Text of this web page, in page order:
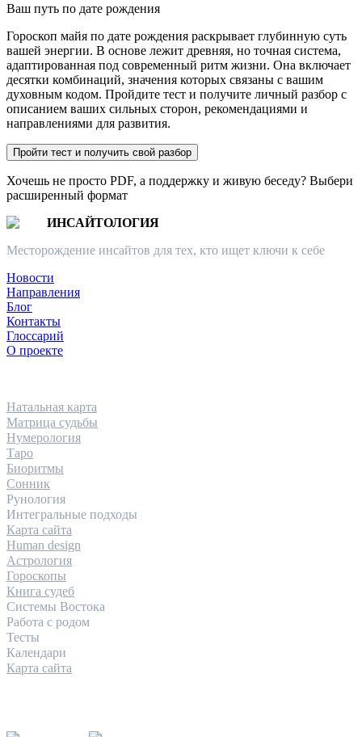
Ваш путь по дате рождения
Гороскоп майя по дате рождения раскрывает глубинную суть
вашей энергии. В основе лежит древняя, но точная система,
адаптированная под современный ритм жизни. Она включает
десятки комбинаций, значения которых связаны с вашим
духовным кодом. Пройдите тест и получите личный разбор с
описанием ваших сильных сторон, рекомендациями и
направлениями для развития.
Пройти тест и получить свой разбор
Хочешь не просто PDF, а поддержку и живую беседу? Выбери
расширенный формат
ИНСАЙТОЛОГИЯ
Месторождение инсайтов для тех, кто ищет ключи к себе
Новости
Направления
Блог
Контакты
Глоссарий
О проекте
Натальная карта
Матрица судьбы
Нумерология
Таро
Биоритмы
Сонник
Рунология
Интегральные подходы
Карта сайта
Human design
Астрология
Гороскопы
Книга судеб
Системы Востока
Работа с родом
Тесты
Календари
Карта сайта